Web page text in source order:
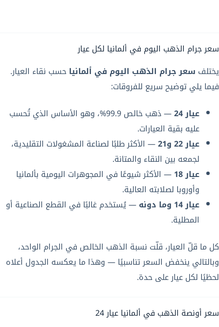
سعر جرام الذهب اليوم في ألمانيا لكل عيار
يختلف سعر جرام الذهب اليوم في ألمانياحسب نقاء العيار.
فيما يلي توضيح سريع للفروقات:
عيار 24
— ذهب خالص 99.9%، وهو الأساس الذي تُحسب
عليه بقية العيارات.
عيار 22 و21
— الأكثر طلبًا لصناعة المشغولات التقليدية،
لجمعه بين النقاء والمتانة.
عيار 18
— الأكثر شيوعًا في المجوهرات اليومية بألمانيا
وأوروبا لصلابته العالية.
عيار 14 وما دونه
— يُستخدم غالبًا في القطع الصناعية أو
المطلية.
كل ما قلّ العيار، قلّت نسبة الذهب الخالص في الجرام الواحد،
وبالتالي ينخفض السعر تناسبيًا — وهذا ما يعكسه الجدول أعلاه
لحظيًا لكل عيار على حدة.
سعر أونصة الذهب في ألمانيا عيار 24